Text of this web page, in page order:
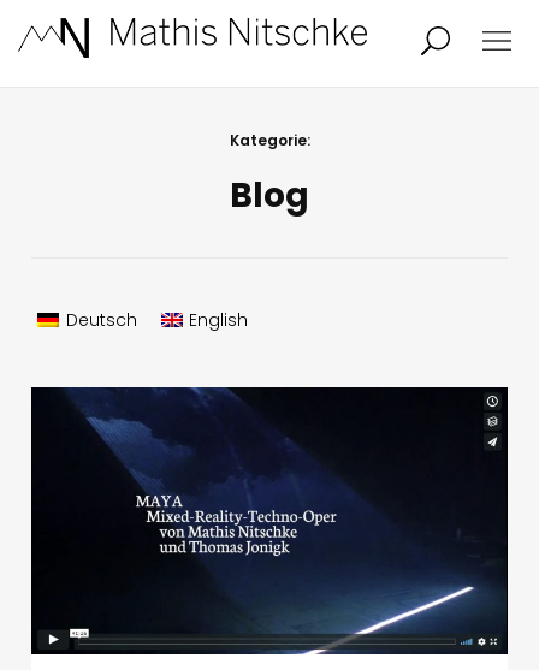
Person
Studio
Kontakt
English
Kategorie:
Blog
Deutsch English